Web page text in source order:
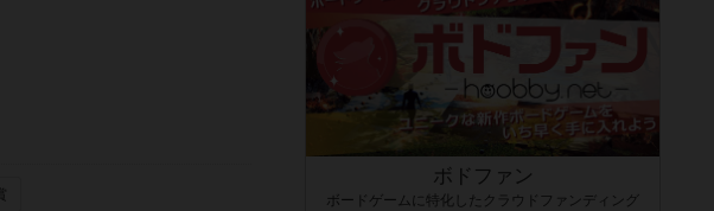
ボドファン
ボードゲームに特化したクラウドファンディング